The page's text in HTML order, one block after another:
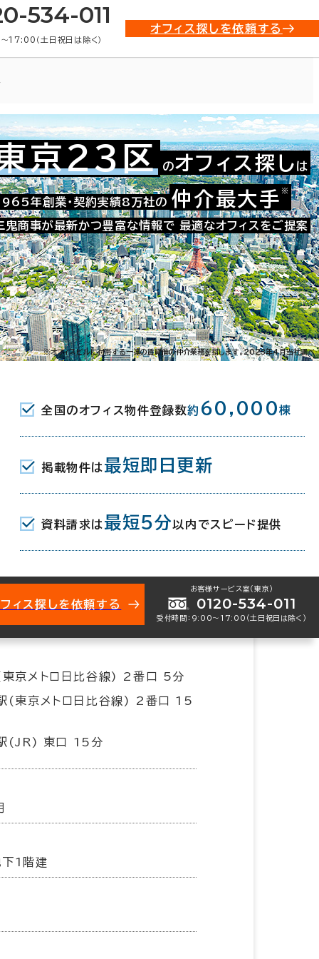
534-011
17:00（土日祝日は除く）
オフィス探しを依頼する
お問い合わせ番号：021-10032
。
19-9
京メトロ日比谷線) 2番口 5分
(東京メトロ日比谷線) 2番口 15
(JR) 東口 15分
1階建
京23区 のオフィス探し は
年創業・契約実績8万社の 仲介最大手 ※
鬼商事が最新かつ豊富な情報で 最適なオフィスをご提案
※オフィスビルに付帯する一連の賃貸借の仲介業務を指します。2023年4月当社調べ
全国のオフィス物件登録数約 60,000棟
掲載物件は 最短即日更新
資料請求は 最短5分 以内でスピード提供
ィス探しを依頼する
お客様サービス室（東京）
0120-534-011
受付時間：9:00〜17:00（土日祝日は除く）